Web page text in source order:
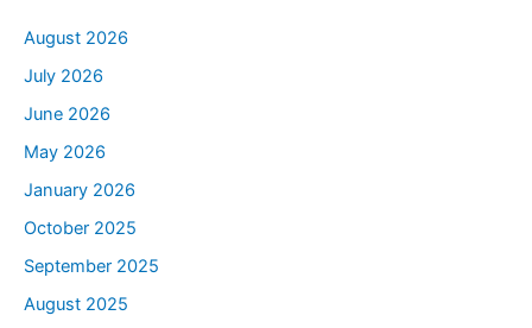
August 2026
July 2026
June 2026
May 2026
January 2026
October 2025
September 2025
August 2025